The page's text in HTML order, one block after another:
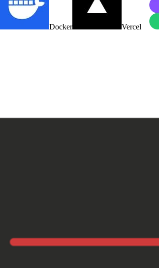
Docker Vercel